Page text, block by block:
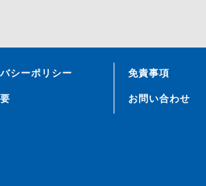
シーポリシー 免責事項
お問い合わせ